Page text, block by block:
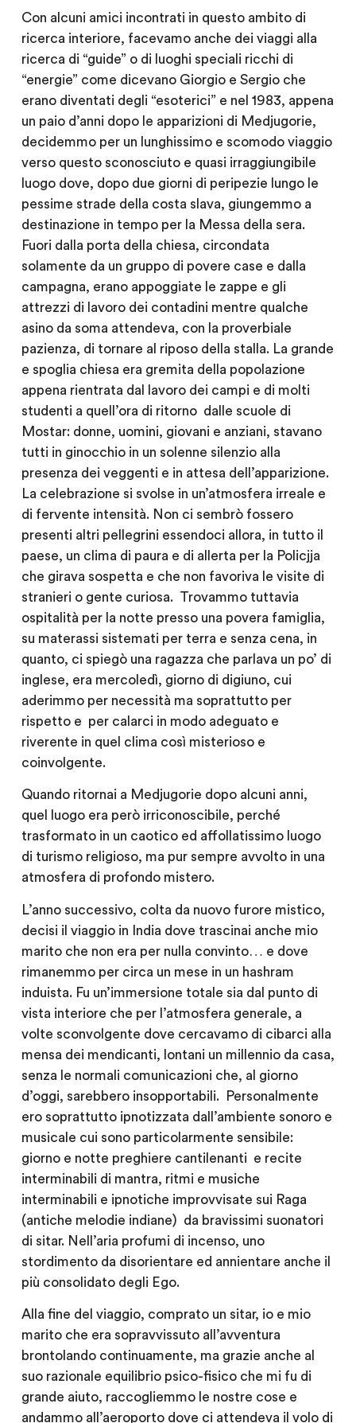
Con alcuni amici incontrati in questo ambito di
ricerca interiore, facevamo anche dei viaggi alla
ricerca di “guide” o di luoghi speciali ricchi di
“energie” come dicevano Giorgio e Sergio che
erano diventati degli “esoterici” e nel 1983, appena
un paio d’anni dopo le apparizioni di Medjugorie,
decidemmo per un lunghissimo e scomodo viaggio
verso questo sconosciuto e quasi irraggiungibile
luogo dove, dopo due giorni di peripezie lungo le
pessime strade della costa slava, giungemmo a
destinazione in tempo per la Messa della sera.
Fuori dalla porta della chiesa, circondata
solamente da un gruppo di povere case e dalla
campagna, erano appoggiate le zappe e gli
attrezzi di lavoro dei contadini mentre qualche
asino da soma attendeva, con la proverbiale
pazienza, di tornare al riposo della stalla. La grande
e spoglia chiesa era gremita della popolazione
appena rientrata dal lavoro dei campi e di molti
studenti a quell’ora di ritorno dalle scuole di
Mostar: donne, uomini, giovani e anziani, stavano
tutti in ginocchio in un solenne silenzio alla
presenza dei veggenti e in attesa dell’apparizione.
La celebrazione si svolse in un’atmosfera irreale e
di fervente intensità. Non ci sembrò fossero
presenti altri pellegrini essendoci allora, in tutto il
paese, un clima di paura e di allerta per la Policjja
che girava sospetta e che non favoriva le visite di
stranieri o gente curiosa. Trovammo tuttavia
ospitalità per la notte presso una povera famiglia,
su materassi sistemati per terra e senza cena, in
quanto, ci spiegò una ragazza che parlava un po’ di
inglese, era mercoledì, giorno di digiuno, cui
aderimmo per necessità ma soprattutto per
rispetto e per calarci in modo adeguato e
riverente in quel clima così misterioso e
coinvolgente.
Quando ritornai a Medjugorie dopo alcuni anni,
quel luogo era però irriconoscibile, perché
trasformato in un caotico ed affollatissimo luogo
di turismo religioso, ma pur sempre avvolto in una
atmosfera di profondo mistero.
L’anno successivo, colta da nuovo furore mistico,
decisi il viaggio in India dove trascinai anche mio
marito che non era per nulla convinto… e dove
rimanemmo per circa un mese in un hashram
induista. Fu un’immersione totale sia dal punto di
vista interiore che per l’atmosfera generale, a
volte sconvolgente dove cercavamo di cibarci alla
mensa dei mendicanti, lontani un millennio da casa,
senza le normali comunicazioni che, al giorno
d’oggi, sarebbero insopportabili. Personalmente
ero soprattutto ipnotizzata dall’ambiente sonoro e
musicale cui sono particolarmente sensibile:
giorno e notte preghiere cantilenanti e recite
interminabili di mantra, ritmi e musiche
interminabili e ipnotiche improvvisate sui Raga
(antiche melodie indiane) da bravissimi suonatori
di sitar. Nell’aria profumi di incenso, uno
stordimento da disorientare ed annientare anche il
più consolidato degli Ego.
Alla fine del viaggio, comprato un sitar, io e mio
marito che era sopravvissuto all’avventura
brontolando continuamente, ma grazie anche al
suo razionale equilibrio psico-fisico che mi fu di
grande aiuto, raccogliemmo le nostre cose e
andammo all’aeroporto dove ci attendeva il volo di